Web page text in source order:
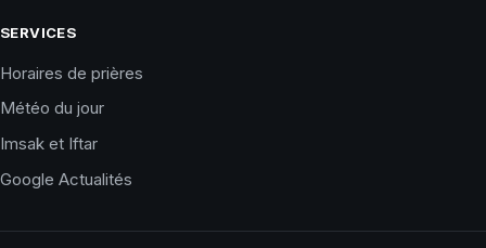
SERVICES
Horaires de prières
Météo du jour
Imsak et Iftar
Google Actualités